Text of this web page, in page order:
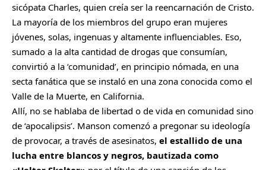
sicópata Charles, quien creía ser la reencarnación de Cristo.
La mayoría de los miembros del grupo eran mujeres
jóvenes, solas, ingenuas y altamente influenciables. Eso,
sumado a la alta cantidad de drogas que consumían,
convirtió a la ‘comunidad’, en principio nómada, en una
secta fanática que se instaló en una zona conocida como el
Valle de la Muerte, en California.
Allí, no se hablaba de libertad o de vida en comunidad sino
de ‘apocalipsis’. Manson comenzó a pregonar su ideología
de provocar, a través de asesinatos, el estallido de una
lucha entre blancos y negros, bautizada como